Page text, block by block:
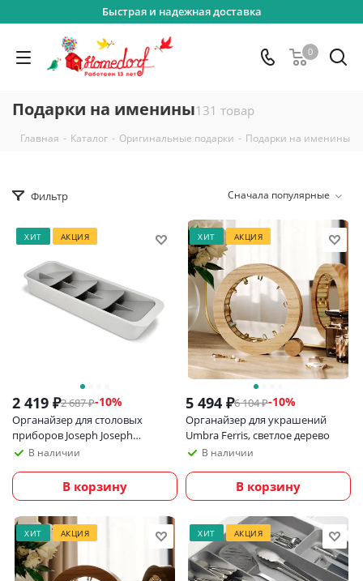
Быстрая и надежная доставка
0
Подарки на именины131 товар
Главная - Каталог - Оригинальные подарки - Подарки на именины
Фильтр Сначала популярные
ХИТ АКЦИЯ
2 419 ₽2 687₽-10%
Органайзер для столовых
приборов Joseph Joseph
DrawerStore, светло-серый
В наличии
В корзину
ХИТ АКЦИЯ
5 494 ₽6 104₽-10%
Органайзер для украшений
Umbra Ferris, светлое дерево
В наличии
В корзину
ХИТ АКЦИЯ ХИТ АКЦИЯ